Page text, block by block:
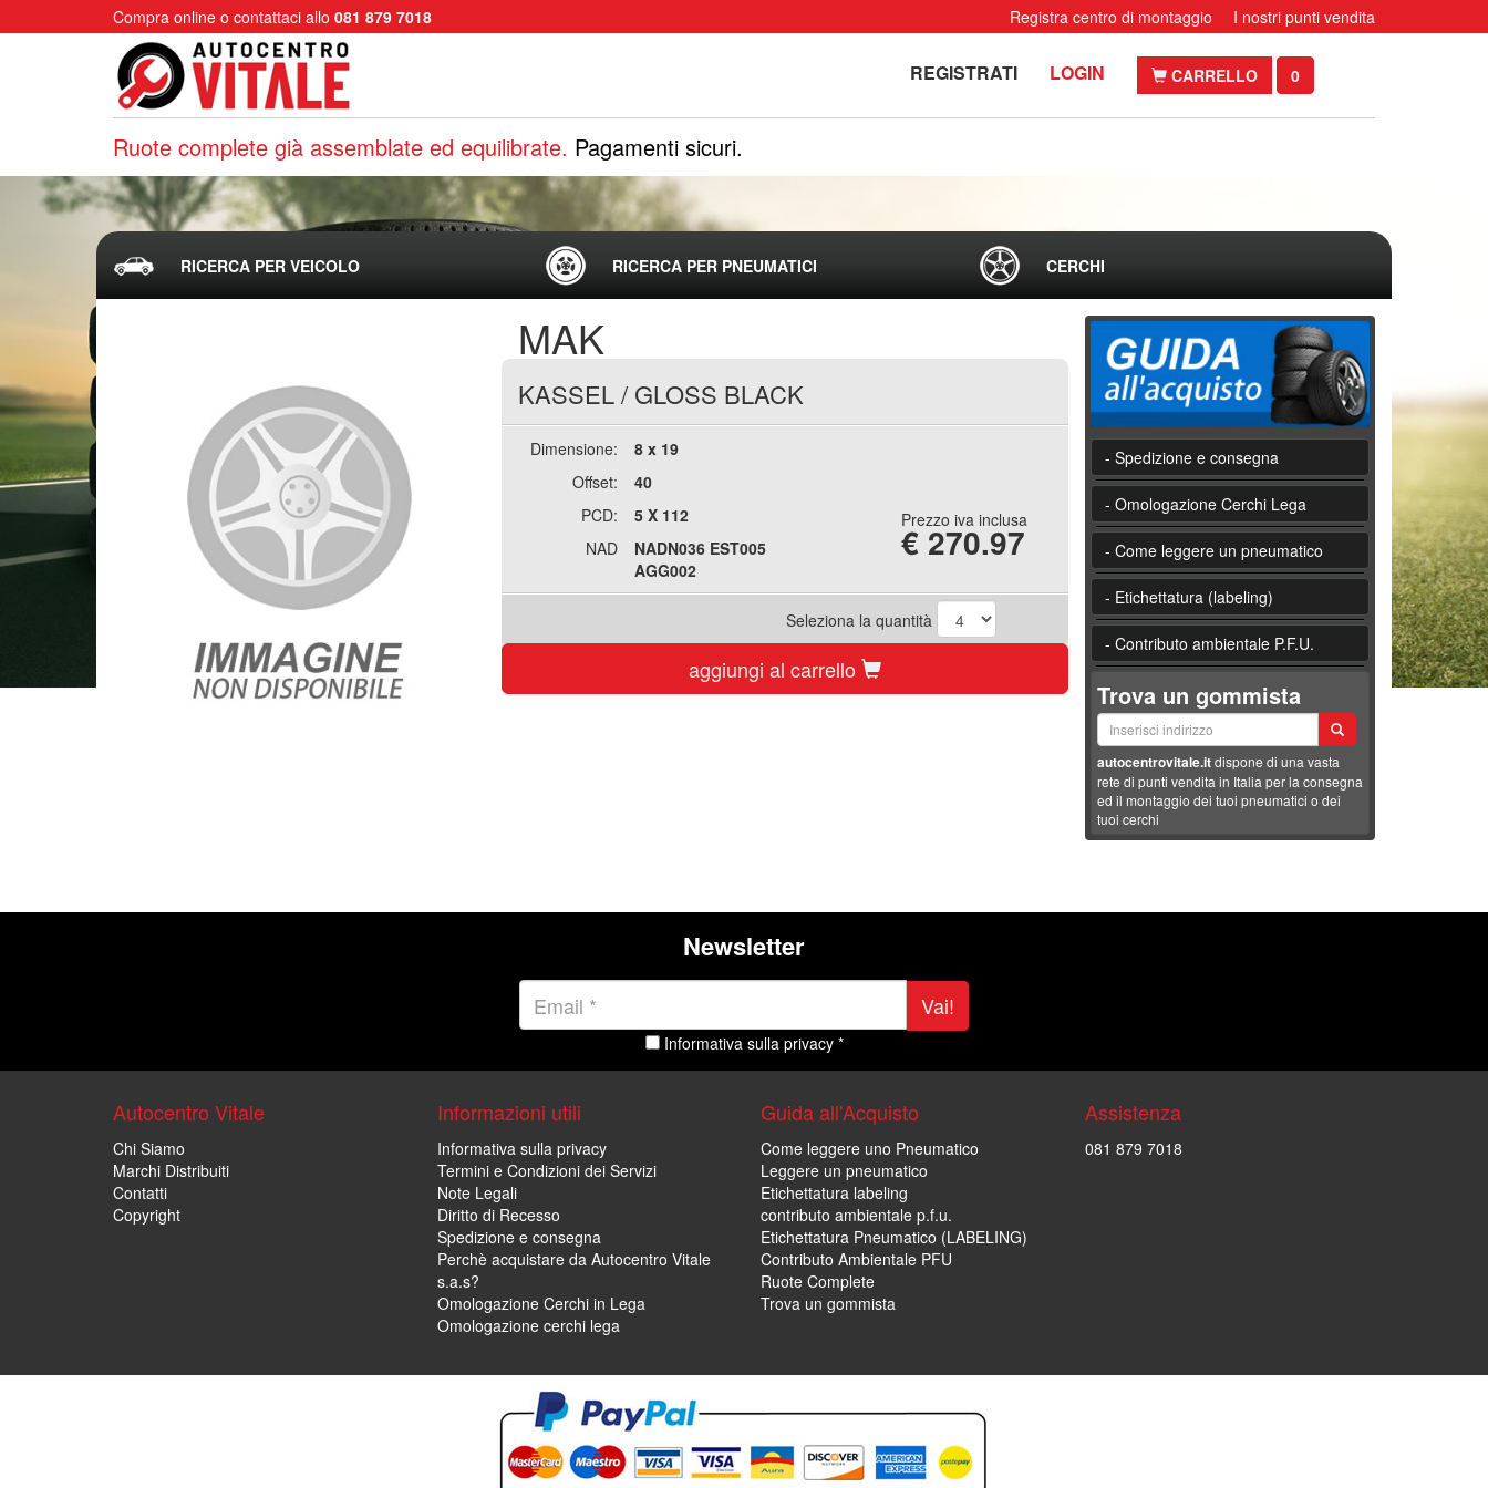
Compra online o contattaci allo 081 879 7018 Registra centro di montaggio I nostri punti vendita
REGISTRATI LOGIN CARRELLO 0
Ruote complete già assemblate ed equilibrate. Pagamenti sicuri.
RICERCA PER VEICOLO RICERCA PER PNEUMATICI CERCHI
MAK
KASSEL/ GLOSS BLACK
Dimensione:
8 x 19
Offset:
40
PCD:
5 X 112
NAD
NADN036 EST005
AGG002
Prezzo iva inclusa
€ 270.97
Seleziona la quantità
aggiungi al carrello
- Spedizione e consegna
- Omologazione Cerchi Lega
- Come leggere un pneumatico
- Etichettatura (labeling)
- Contributo ambientale P.F.U.
Trova un gommista
autocentrovitale.itdispone di una vasta
rete di punti vendita in Italia per la consegna
ed il montaggio dei tuoi pneumatici o dei
tuoi cerchi
Newsletter
Vai!
Informativa sulla privacy *
Autocentro Vitale
Chi Siamo
Marchi Distribuiti
Contatti
Copyright
Informazioni utili
Informativa sulla privacy
Termini e Condizioni dei Servizi
Note Legali
Diritto di Recesso
Spedizione e consegna
Perchè acquistare da Autocentro Vitale
s.a.s?
Omologazione Cerchi in Lega
Omologazione cerchi lega
Guida all'Acquisto
Come leggere uno Pneumatico
Leggere un pneumatico
Etichettatura labeling
contributo ambientale p.f.u.
Etichettatura Pneumatico (LABELING)
Contributo Ambientale PFU
Ruote Complete
Trova un gommista
Assistenza
081 879 7018